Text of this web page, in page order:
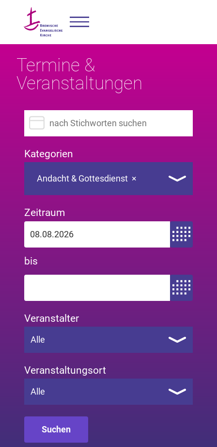
Termine &
Veranstaltungen
Suchbegriff eingeben
Kategorien
×
Andacht & Gottesdienst
Zeitraum
Zeitraum von
bis
Zeitraum bis
Veranstalter
Alle
Veranstaltungsort
Alle